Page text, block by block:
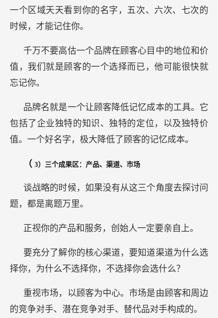
一个区域天天看到你的名字，五次、六次、七次的
时候，才能记住你。
千万不要高估一个品牌在顾客心目中的地位和价
值，我们就是顾客的一个选择而已，他可能很快就
忘记你。
品牌名就是一个让顾客降低记忆成本的工具。它
包括了企业独特的知识、独特的定位，以及独特价
值。一个好名字，极大降低了顾客的记忆成本。
（ 3）三个成果区：产品、渠道、市场
谈战略的时候，如果没有从这三个角度去探讨问
题，都是离题万里。
正视你的产品和服务，创始人一定要亲自上。
要充分了解你的核心渠道，要知道渠道为什么选
择你，为什么不选择你，不选择你会选什么？
重视市场，以顾客为中心。市场是由顾客和周边
的竞争对手、潜在竞争对手、替代品对手构成的。